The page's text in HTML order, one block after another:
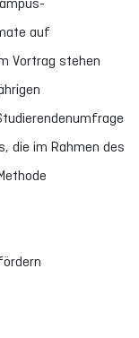
auf
Vortrag stehen
die im Rahmen des